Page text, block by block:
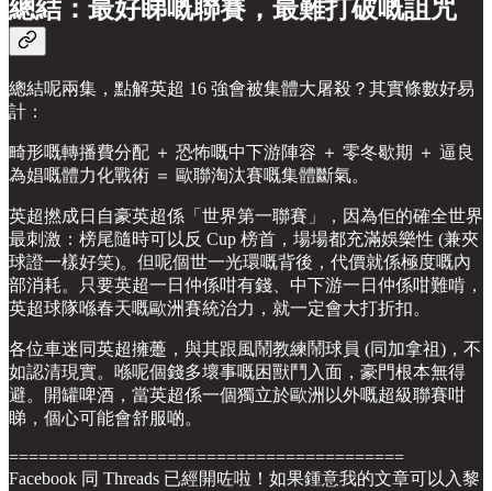
總結：最好睇嘅聯賽，最難打破嘅詛咒
總結呢兩集，點解英超 16 強會被集體大屠殺？其實條數好易
計：
畸形嘅轉播費分配 ＋ 恐怖嘅中下游陣容 ＋ 零冬歇期 ＋ 逼良
為娼嘅體力化戰術 ＝ 歐聯淘汰賽嘅集體斷氣。
英超撚成日自豪英超係「世界第一聯賽」，因為佢的確全世界
最刺激：榜尾隨時可以反 Cup 榜首，場場都充滿娛樂性 (兼夾
球證一樣好笑)。但呢個世一光環嘅背後，代價就係極度嘅內
部消耗。只要英超一日仲係咁有錢、中下游一日仲係咁難啃，
英超球隊喺春天嘅歐洲賽統治力，就一定會大打折扣。
各位車迷同英超擁躉，與其跟風鬧教練鬧球員 (同加拿祖)，不
如認清現實。喺呢個錢多壞事嘅困獸鬥入面，豪門根本無得
避。開罐啤酒，當英超係一個獨立於歐洲以外嘅超級聯賽咁
睇，個心可能會舒服啲。
========================================
Facebook 同 Threads 已經開咗啦！如果鍾意我的文章可以入黎